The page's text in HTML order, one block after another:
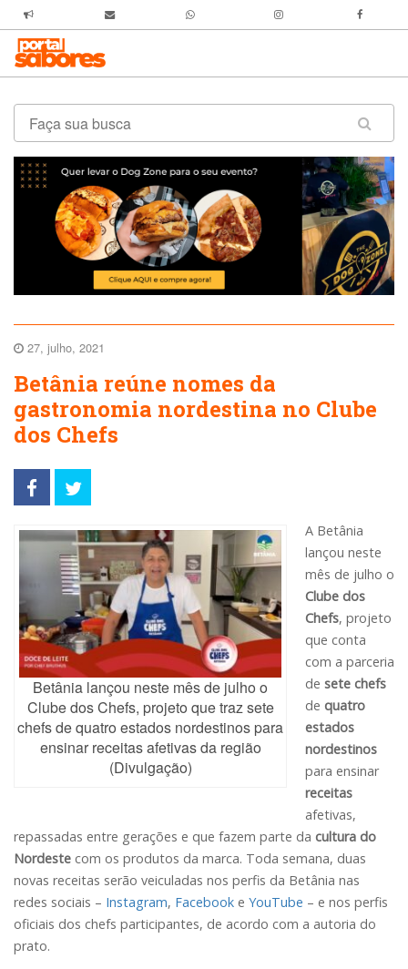
27, julho, 2021
Betânia reúne nomes da
gastronomia nordestina no Clube
dos Chefs
Betânia lançou neste mês de julho o
Clube dos Chefs, projeto que traz sete
chefs de quatro estados nordestinos para
ensinar receitas afetivas da região
(Divulgação)
A Betânia
lançou neste
mês de julho o
Clube dos
Chefs, projeto
que conta
com a parceria
de sete chefs
de quatro
estados
nordestinos
para ensinar
receitas
afetivas,
repassadas entre gerações e que fazem parte da cultura do
Nordeste com os produtos da marca. Toda semana, duas
novas receitas serão veiculadas nos perfis da Betânia nas
redes sociais – Instagram, Facebook e YouTube – e nos perfis
oficiais dos chefs participantes, de acordo com a autoria do
prato.